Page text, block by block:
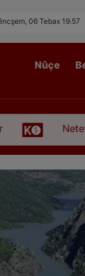
06 Tebax 19:57
Nûçe
Neteweperestî li